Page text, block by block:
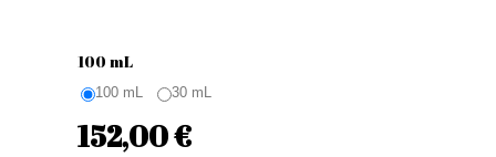
100 mL
100 mL 30 mL
152,00 €